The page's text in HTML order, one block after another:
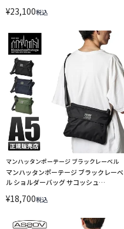
¥23,100税込
マンハッタンポーテージ ブラックレーベル
マンハッタンポーテージ ブラックレーベ
ル ショルダーバッグ サコッシュ
mp1095twlbl LINECPN
¥18,700税込